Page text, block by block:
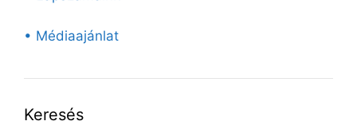
• Médiaajánlat
Keresés